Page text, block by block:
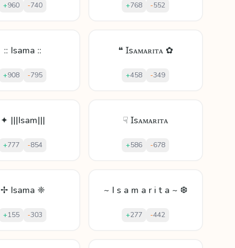
+960 -740 +768 -552
:: Isama ::
+908 -795
❝ Ɪsᴀᴍᴀʀɪᴛᴀ ✿
+458 -349
✦ |||Isam|||
+777 -854
☟ Ɪsᴀᴍᴀʀɪᴛᴀ
+586 -678
✢ Isama ❈
+155 -303
~ I s a m a r i t a ~ ❆
+277 -442